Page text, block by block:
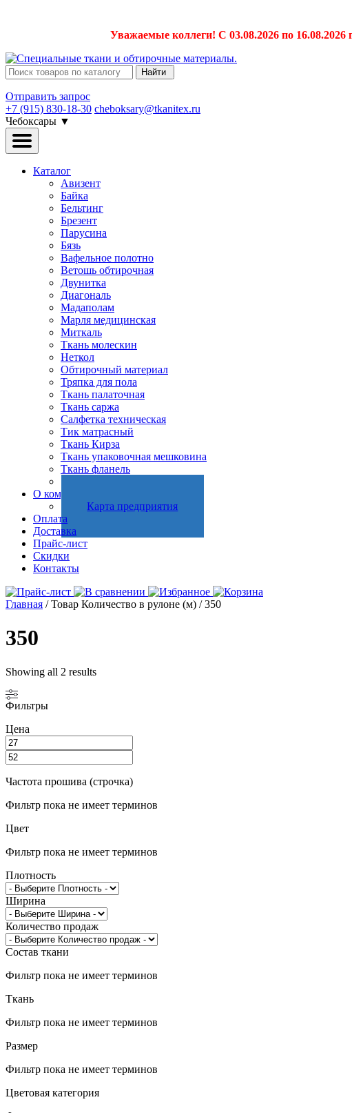
Уважаемые коллеги! С 03.08.2026 по 16.08.2026
Найти
Отправить запрос
+7 (915) 830-18-30 cheboksary@tkanitex.ru
Чебоксары ▼
Каталог
Авизент
Байка
Бельтинг
Брезент
Парусина
Бязь
Вафельное полотно
Ветошь обтирочная
Двунитка
Диагональ
Мадаполам
Марля медицинская
Миткаль
Ткань молескин
Неткол
Обтирочный материал
Тряпка для пола
Ткань палаточная
Ткань саржа
Салфетка техническая
Тик матрасный
Ткань Кирза
Ткань упаковочная мешковина
Ткань фланель
О компании
Карта предприятия
Оплата
Доставка
Прайс-лист
Скидки
Контакты
Главная / Товар Количество в рулоне (м) / 350
350
Showing all 2 results
Фильтры
Цена
Частота прошива (строчка)
Фильтр пока не имеет терминов
Цвет
Фильтр пока не имеет терминов
Плотность
Ширина
Количество продаж
Состав ткани
Фильтр пока не имеет терминов
Ткань
Фильтр пока не имеет терминов
Размер
Фильтр пока не имеет терминов
Цветовая категория